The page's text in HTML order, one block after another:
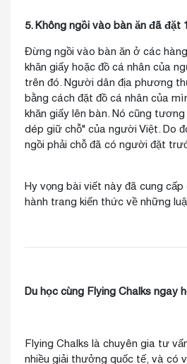
5. Không ngồi vào bàn ăn đã đặt
Đừng ngồi vào bàn ăn ở các
khăn giấy hoặc đồ cá nhân của
trên đó. Người dân địa phương
bằng cách đặt đồ cá nhân của
khăn giấy lên bàn. Nó cũng
dép giữ chỗ" của người Việt. Do
ngồi phải chỗ đã có người đặt
Hy vọng bài viết này đã cung cấp
hành trang kiến thức về những
Du học cùng Flying Chalks ngay
Flying Chalks là chuyên gia tư
nhiều giải thưởng quốc tế, và có